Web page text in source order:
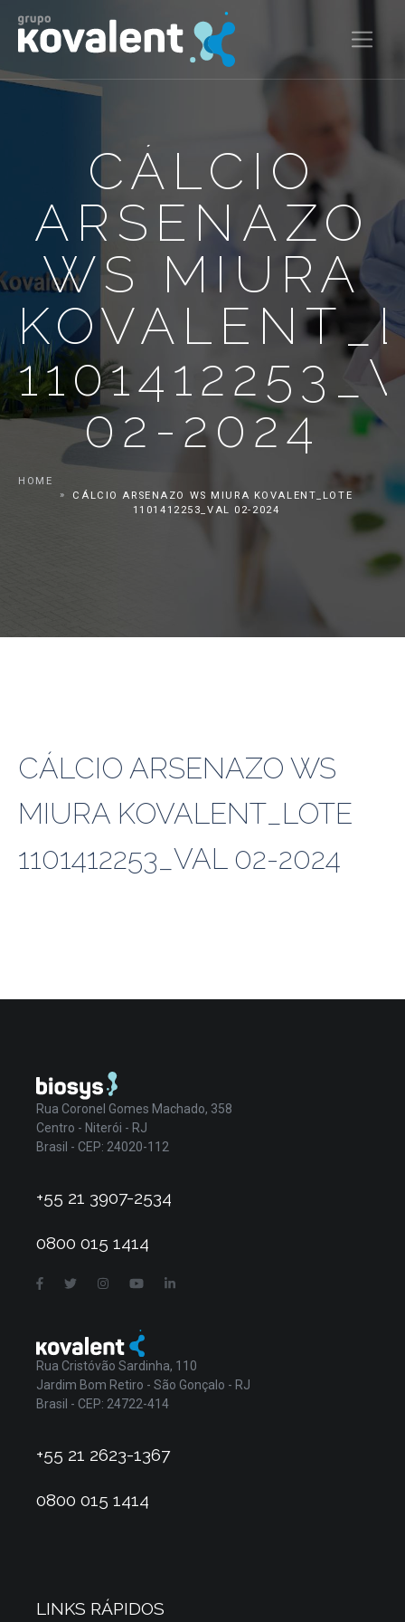
CÁLCIO
ARSENAZO
WS MIURA
02-2024
HOME
CÁLCIO ARSENAZO WS MIURA KOVALENT_LOTE
1101412253_VAL 02-2024
CÁLCIO ARSENAZO WS
MIURA KOVALENT_LOTE
1101412253_VAL 02-2024
Rua Coronel Gomes Machado, 358
Centro - Niterói - RJ
Brasil - CEP: 24020-112
+55 21 3907-2534
0800 015 1414
Rua Cristóvão Sardinha, 110
Jardim Bom Retiro - São Gonçalo - RJ
Brasil - CEP: 24722-414
+55 21 2623-1367
0800 015 1414
LINKS RÁPIDOS